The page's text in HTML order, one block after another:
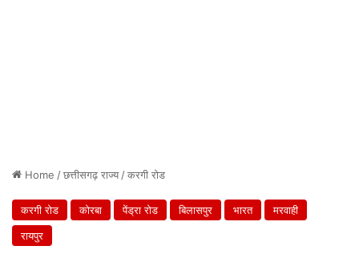
Home /छत्तीसगढ़ राज्य/करगी रोड
करगी रोड कोरबा पेंड्रा रोड बिलासपुर भारत
मरवाही
रायपुर